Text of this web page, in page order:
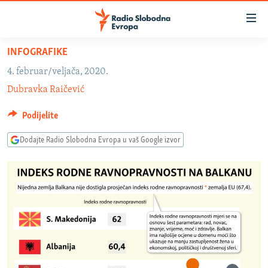
Pređite
glavni
sadržaj
Pređite
glavnu
Pređite
VIJESTI
BOSNA I HERCEGOVINA
SRBIJA
CRNA GORA
VIZUELNO
VIDEO
FOTOGALERIJE
PODCASTI
RAT U UKRAJINI
RSE PRIČE IZ SVIJETA
INFOGRAFIKE
4. februar/veljača, 2020.
Dubravka Raičević
Podijelite
Dodajte Radio Slobodna Evropa u vaš Google izvor
YouTube Music
Spotify
YouTube